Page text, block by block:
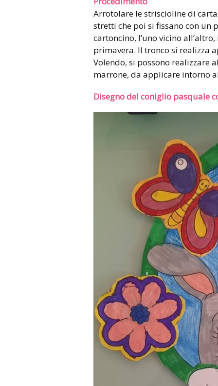
Arrotolare le striscioline di
stretti che poi si fissano con un
cartoncino, l’uno vicino
primavera. Il tronco si realizza
Volendo, si possono realizzare
marrone, da applicare intorno
Disegno del coniglio pasquale